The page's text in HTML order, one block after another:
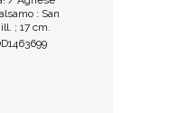
: San
; 17 cm.